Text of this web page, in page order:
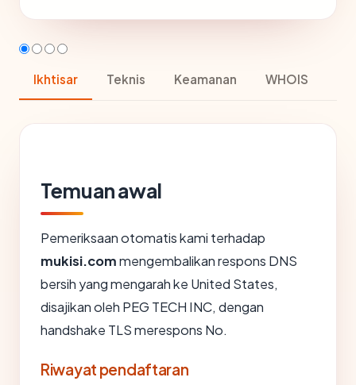
Ikhtisar Teknis Keamanan WHOIS
Temuan awal
Pemeriksaan otomatis kami terhadap
mukisi.commengembalikan respons DNS
bersih yang mengarah ke United States,
disajikan oleh PEG TECH INC, dengan
handshake TLS merespons No.
Riwayat pendaftaran